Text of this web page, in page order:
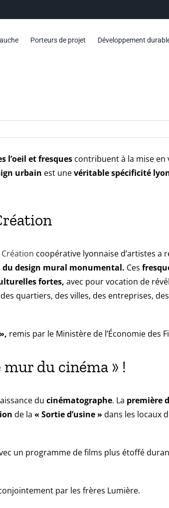
Porteurs de projet Développement
l’oeil et fresques contribuent à la mise en
urbain est unevéritable spécificité
Création coopérative lyonnaise d’artistes a
du design mural monumental. Ces
fortes, avec pour vocation de
quartiers, des villes, des entreprises,
remis par le Ministère de l’Économie des
du cinéma » !
du cinématographe. La première
de la « Sortie d’usine » dans les locaux
un programme de films plus étoffé
par les frères Lumière.